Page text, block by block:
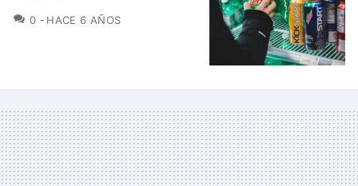
0 COMENTARIOS
HACE 6 AÑOS